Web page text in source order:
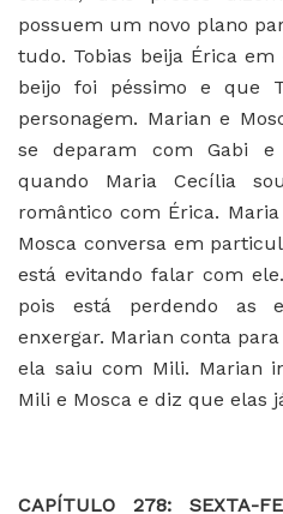
possuem um novo plano
tudo. Tobias beija Érica
beijo foi péssimo e que
personagem. Marian e
se deparam com Gabi
quando Maria Cecília
romântico com Érica.
Mosca conversa em
está evitando falar com
pois está perdendo as
enxergar. Marian conta
ela saiu com Mili. Marian
Mili e Mosca e diz que elas
CAPÍTULO 278: SEXTA-